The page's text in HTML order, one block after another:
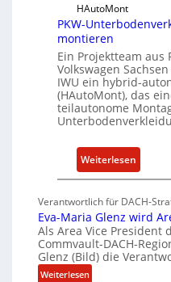
r
u
n
d
K
I
s
i
t
u
t
e
t
c
k
e
HAutoMont
PKW-
montieren
Ein Projektteam aus
Volkswagen
IWU ein hybrid-
(HAutoMont), das
teilautonome
Weiterlesen
P
W
-
U
n
Verantwortlich für DACH-
Eva-Maria Glenz wird
Als Area Vice President
Commvault-DACH-
Glenz (Bild) die
Weiterlesen: